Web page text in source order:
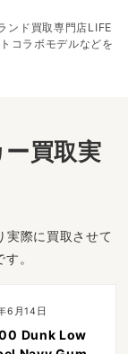
ンド買取専門店LIFE
コラボモデルなどを
買取実
実際に買取させて
。
6月14日
Dunk Low